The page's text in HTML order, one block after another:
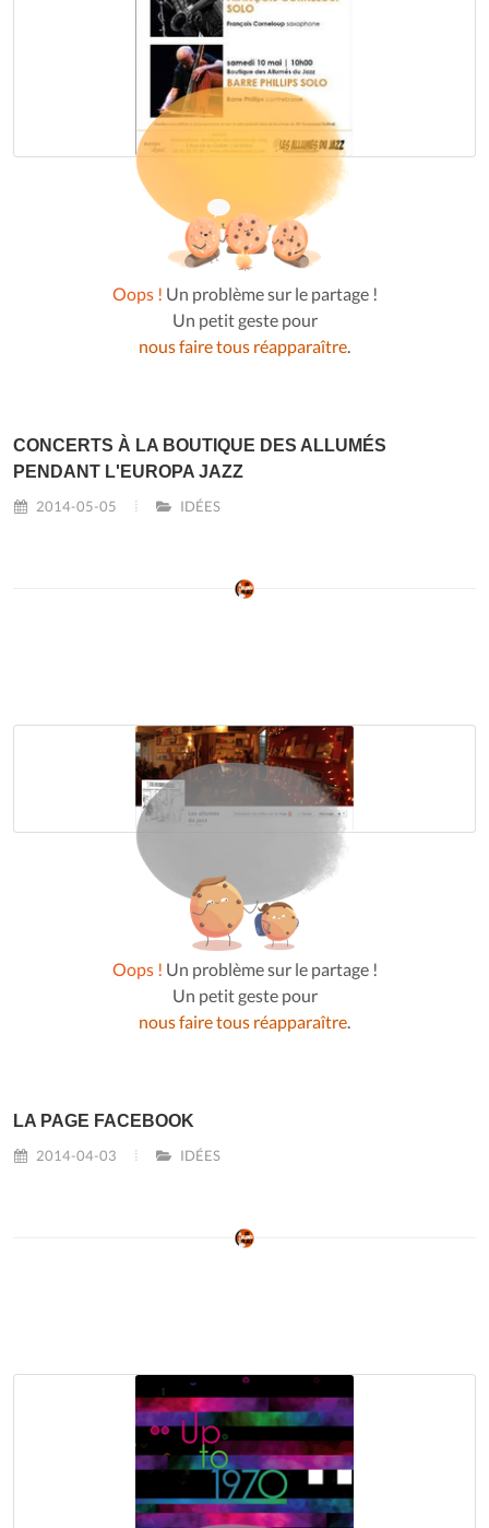
Oops ! Un problème sur le partage !
Un petit geste pour
nous faire tous réapparaître.
CONCERTS À LA BOUTIQUE DES ALLUMÉS
PENDANT L'EUROPA JAZZ
2014-05-05 IDÉES
Oops ! Un problème sur le partage !
Un petit geste pour
nous faire tous réapparaître.
LA PAGE FACEBOOK
2014-04-03 IDÉES